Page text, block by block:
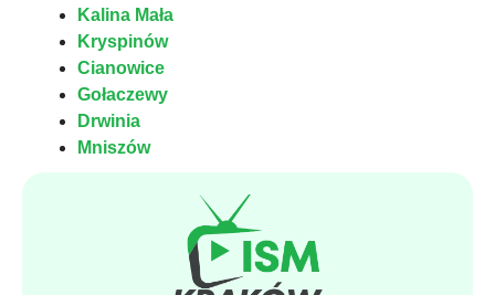
Kalina Mała
Kryspinów
Cianowice
Gołaczewy
Drwinia
Mniszów